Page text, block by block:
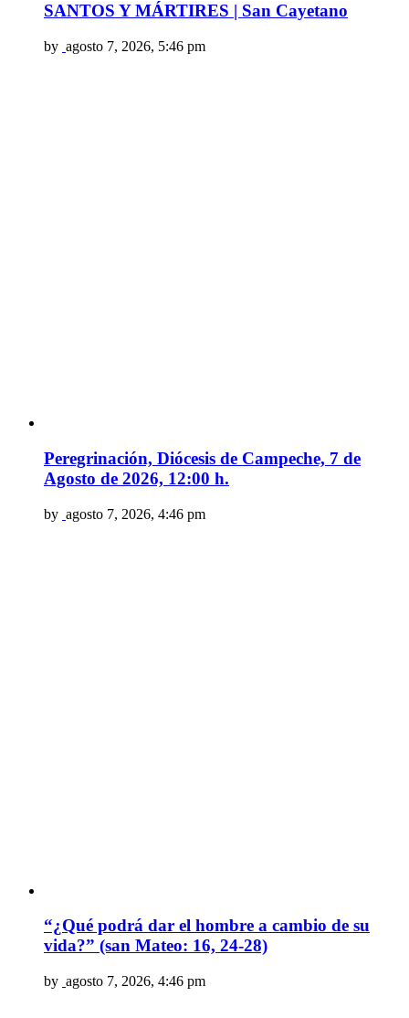
SANTOS Y MÁRTIRES | San Cayetano
by agosto 7, 2026, 5:46 pm
Peregrinación, Diócesis de Campeche, 7 de
Agosto de 2026, 12:00 h.
by agosto 7, 2026, 4:46 pm
“¿Qué podrá dar el hombre a cambio de su
vida?” (san Mateo: 16, 24-28)
by agosto 7, 2026, 4:46 pm